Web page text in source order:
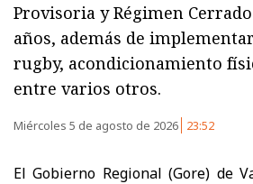
Provisoria y Régimen
años, además de
rugby, acondicionamiento
entre varios otros.
Miércoles 5 de agosto de 2026 23:52
El Gobierno Regional (Gore) de